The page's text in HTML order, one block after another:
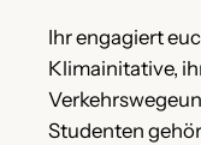
Ihr engagiert
Klimainitative,
Studenten